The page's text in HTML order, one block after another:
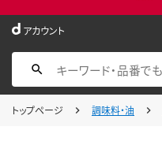
アカウント
トップページ 調味料・油